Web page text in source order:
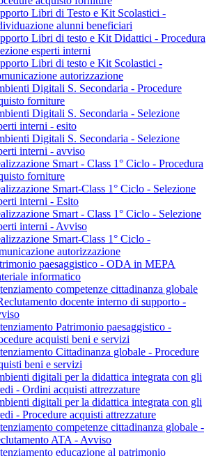
Libri di Testo e Kit Scolastici -
alunni beneficiari
Libri di testo e Kit Didattici - Procedura
esperti interni
Libri di testo e Kit Scolastici -
autorizzazione
Digitali S. Secondaria - Procedure
forniture
Digitali S. Secondaria - Selezione
interni - esito
Digitali S. Secondaria - Selezione
interni - avviso
Smart - Class 1° Ciclo - Procedura
forniture
Smart-Class 1° Ciclo - Selezione
interni - Esito
Smart - Class 1° Ciclo - Selezione
interni - Avviso
Smart-Class 1° Ciclo -
autorizzazione
paesaggistico - ODA in MEPA
informatico
competenze cittadinanza globale
docente interno di supporto -
Patrimonio paesaggistico -
acquisti beni e servizi
Cittadinanza globale - Procedure
beni e servizi
digitali per la didattica integrata con gli
- Ordini acquisti attrezzature
digitali per la didattica integrata con gli
- Procedure acquisti attrezzature
competenze cittadinanza globale -
ATA - Avviso
educazione al patrimonio